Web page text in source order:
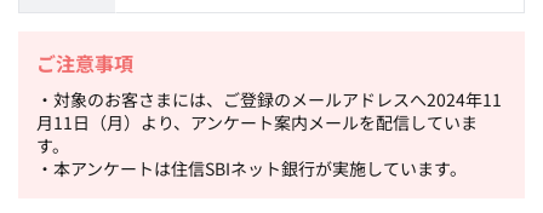
ご注意事項
・対象のお客さまには、ご登録のメールアドレスへ2024年11
月11日（月）より、アンケート案内メールを配信していま
す。
・本アンケートは住信SBIネット銀行が実施しています。